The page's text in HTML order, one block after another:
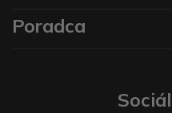
Poradca